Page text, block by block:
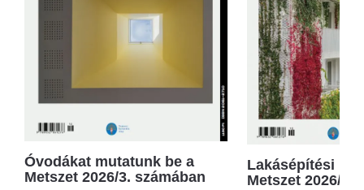
Óvodákat mutatunk be a
Metszet 2026/3. számában
Lakásépítési
Metszet 2026/2.